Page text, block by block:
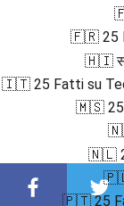
🇫🇷 25
🇭🇮
🇮🇹 25 Fatti su
🇲🇸 25
🇳🇱
🇵🇱
🇵🇹 25